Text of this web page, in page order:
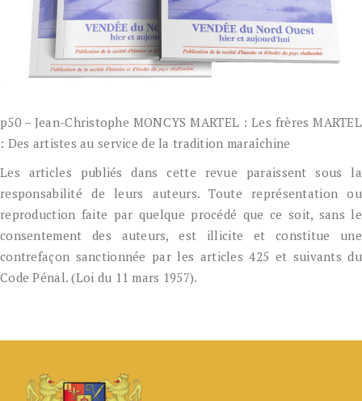
p50 – Jean-Christophe MONCYS MARTEL : Les frères MARTEL
: Des artistes au service de la tradition maraîchine
Les articles publiés dans cette revue paraissent sous la
responsabilité de leurs auteurs. Toute représentation ou
reproduction faite par quelque procédé que ce soit, sans le
consentement des auteurs, est illicite et constitue une
contrefaçon sanctionnée par les articles 425 et suivants du
Code Pénal. (Loi du 11 mars 1957).